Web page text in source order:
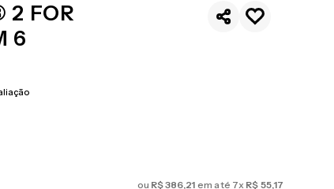
2 FOR
6
ou R$386,21 em até 7x R$ 55,17